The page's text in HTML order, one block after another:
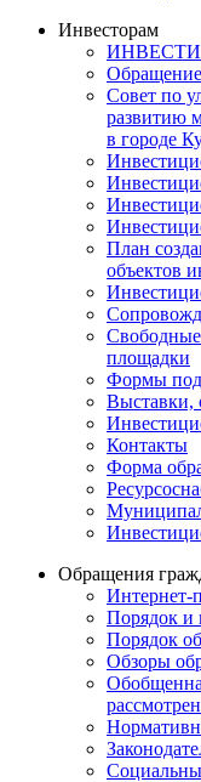
Инвесторам
Совет по
развитию
в городе
План
объектов
площадки
Формы
Выставки,
Контакты
Форма
Обращения
Интернет-
Порядок и
Порядок
Обзоры